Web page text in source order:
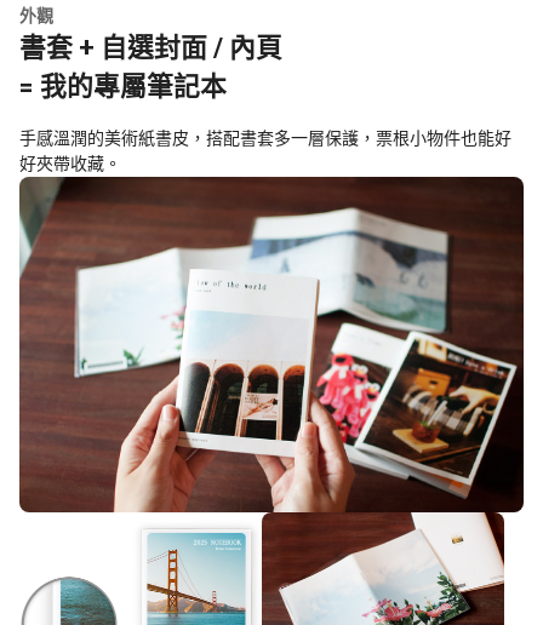
外觀
書套 + 自選封面 / 內頁
= 我的專屬筆記本
手感溫潤的美術紙書皮，搭配書套多一層保護，票根小物件也能好
好夾帶收藏。